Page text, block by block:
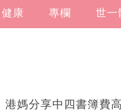
健康 專欄 世一
港媽分享中四書簿費